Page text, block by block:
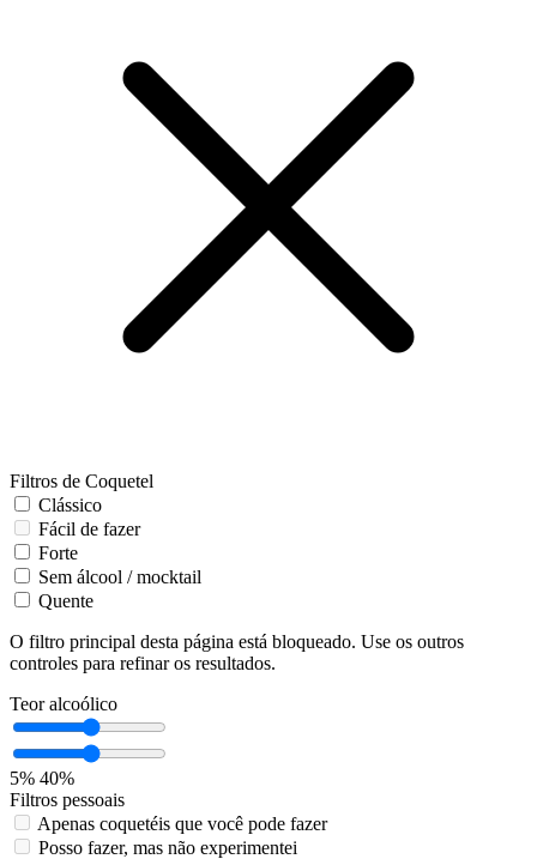
Filtros de Coquetel
Clássico
Fácil de fazer
Forte
Sem álcool / mocktail
Quente
O filtro principal desta página está bloqueado. Use os outros
controles para refinar os resultados.
Teor alcoólico
5% 40%
Filtros pessoais
Apenas coquetéis que você pode fazer
Posso fazer, mas não experimentei